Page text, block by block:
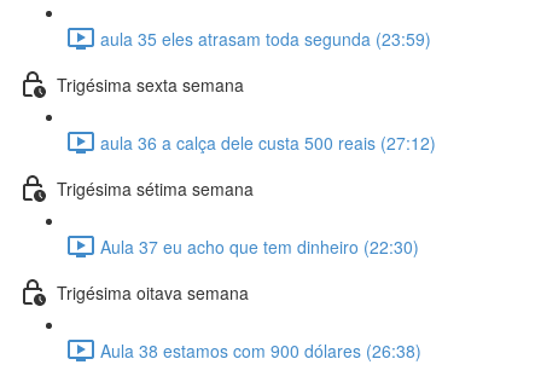
aula 35 eles atrasam toda segunda (23:59)
Trigésima sexta semana
aula 36 a calça dele custa 500 reais (27:12)
Trigésima sétima semana
Aula 37 eu acho que tem dinheiro (22:30)
Trigésima oitava semana
Aula 38 estamos com 900 dólares (26:38)